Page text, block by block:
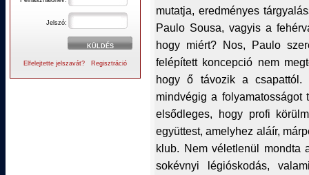
Jelszó:
Elfelejtette jelszavát? Regisztráció
mutatja, eredményes
Paulo Sousa, vagyis a
hogy miért? Nos, Paulo
felépített koncepció nem
hogy ő távozik a csapattól.
mindvégig a
elsődleges, hogy profi
együttest, amelyhez aláír,
klub. Nem véletlenül mondta
sokévnyi légióskodás,